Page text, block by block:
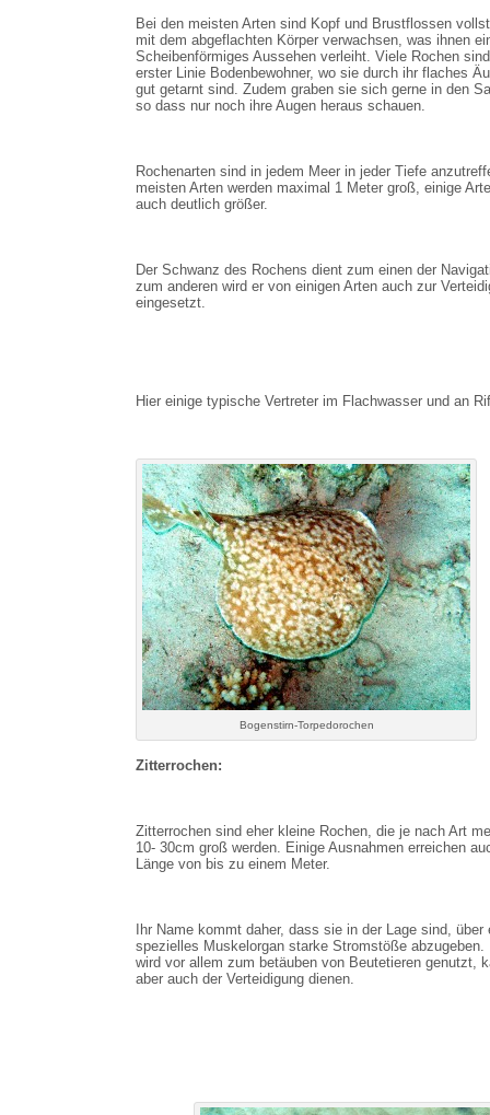
Bei den meisten Arten sind Kopf und Brustflossen
mit dem abgeflachten Körper verwachsen, was ihnen
Scheibenförmiges Aussehen verleiht. Viele Rochen
erster Linie Bodenbewohner, wo sie durch ihr flaches
gut getarnt sind. Zudem graben sie sich gerne in den
so dass nur noch ihre Augen heraus schauen.
Rochenarten sind in jedem Meer in jeder Tiefe
meisten Arten werden maximal 1 Meter groß, einige
auch deutlich größer.
Der Schwanz des Rochens dient zum einen der
zum anderen wird er von einigen Arten auch zur
eingesetzt.
Hier einige typische Vertreter im Flachwasser und an
Bogenstirn-Torpedorochen
Zitterrochen:
Zitterrochen sind eher kleine Rochen, die je nach Art
10- 30cm groß werden. Einige Ausnahmen erreichen
Länge von bis zu einem Meter.
Ihr Name kommt daher, dass sie in der Lage sind, über
spezielles Muskelorgan starke Stromstöße abzugeben.
wird vor allem zum betäuben von Beutetieren genutzt,
aber auch der Verteidigung dienen.